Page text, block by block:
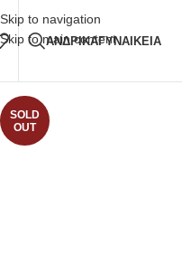
Skip to navigation
Skip to main content
Δωρεάν Μεταφορικά
ΑΝΔΡΙΚΑΓΥΝΑΙΚΕΙΑ
SOLD
OUT